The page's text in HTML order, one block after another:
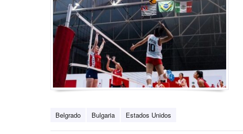
Belgrado Bulgaria Estados Unidos